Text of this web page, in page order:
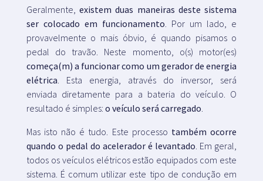
Geralmente,existem duas maneiras deste sistema
ser colocado em funcionamento. Por um lado, e
provavelmente o mais óbvio, é quando pisamos o
pedal do travão. Neste momento, o(s) motor(es)
começa(m) a funcionar como um gerador de energia
elétrica. Esta energia, através do inversor, será
enviada diretamente para a bateria do veículo. O
resultado é simples: o veículo será carregado.
Mas isto não é tudo. Este processo também ocorre
quando o pedal do acelerador é levantado. Em geral,
todos os veículos elétricos estão equipados com este
sistema. É comum utilizar este tipo de condução em